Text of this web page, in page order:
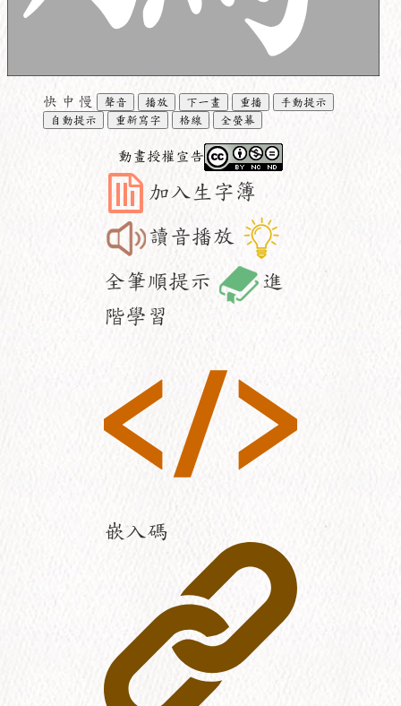
快 中 慢 聲音 播放 下一畫 重播
手動提示
自動提示
重新寫字 格線 全螢幕
動畫授權宣告
加入生字簿
讀音播放
全筆順提示
進
階學習
嵌入碼